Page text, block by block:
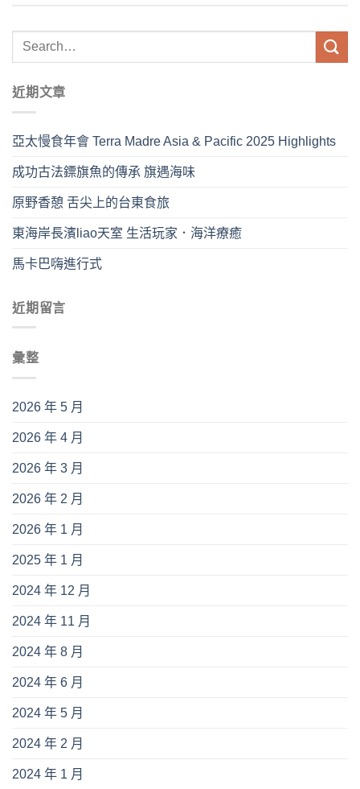
近期文章
亞太慢食年會 Terra Madre Asia & Pacific 2025 Highlights
成功古法鏢旗魚的傳承 旗遇海味
原野香憩 舌尖上的台東食旅
東海岸長濱liao天室 生活玩家．海洋療癒
馬卡巴嗨進行式
近期留言
彙整
2026 年 5 月
2026 年 4 月
2026 年 3 月
2026 年 2 月
2026 年 1 月
2025 年 1 月
2024 年 12 月
2024 年 11 月
2024 年 8 月
2024 年 6 月
2024 年 5 月
2024 年 2 月
2024 年 1 月